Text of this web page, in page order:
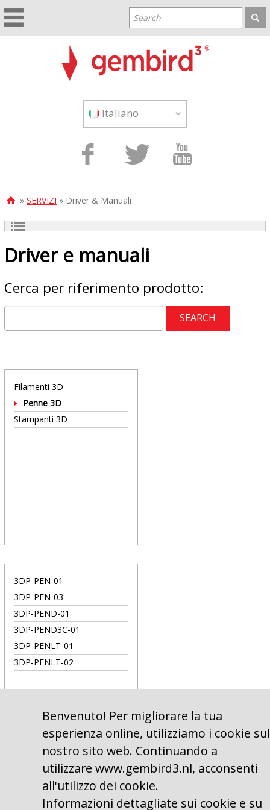
Italiano
  
 »SERVIZI » Driver & Manuali
Driver e manuali
Cerca per riferimento prodotto:
Filamenti 3D
Penne 3D
Stampanti 3D
3DP-PEN-01
3DP-PEN-03
3DP-PEND-01
3DP-PEND3C-01
3DP-PENLT-01
3DP-PENLT-02
Benvenuto! Per migliorare la tua
esperienza online, utilizziamo i cookie sul
nostro sito web. Continuando a
utilizzare www.gembird3.nl, acconsenti
all'utilizzo dei cookie.
Informazioni dettagliate sui cookie e su